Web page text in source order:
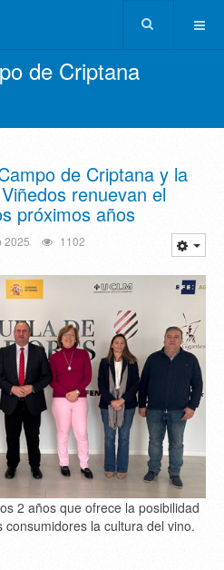
de Criptana
de Criptana y la
renuevan el
próximos años
2025 1102
2 años que ofrece la posibilidad
la cultura del vino.